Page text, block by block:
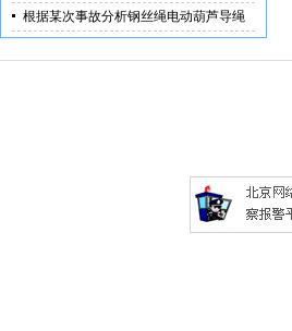
根据某次事故分析钢丝绳电动葫芦导绳